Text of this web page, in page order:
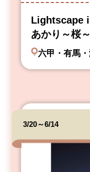
Lightscape
あかり～桜～
六甲・有馬
3/20～6/14